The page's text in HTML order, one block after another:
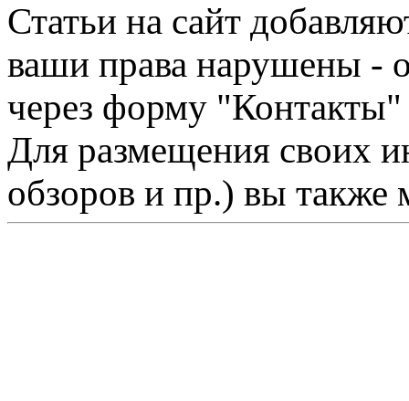
Статьи на сайт
ваши права нарушены -
через форму "Контакты"
Для размещения своих
обзоров и пр.) вы также